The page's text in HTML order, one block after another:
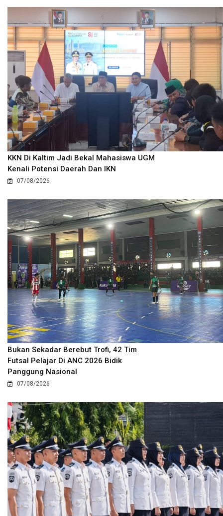
KKN Di Kaltim Jadi Bekal Mahasiswa UGM
Kenali Potensi Daerah Dan IKN
07/08/2026
Bukan Sekadar Berebut Trofi, 42 Tim
Futsal Pelajar Di ANC 2026 Bidik
Panggung Nasional
07/08/2026